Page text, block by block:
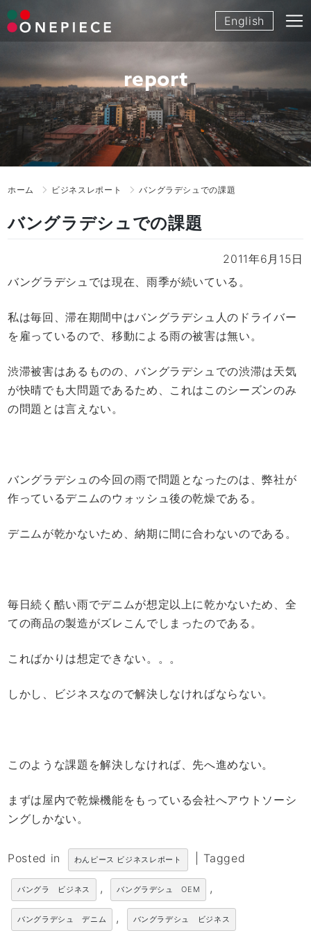
Skip
to
English
report
ホーム ビジネスレポート バングラデシュでの課題
バングラデシュでの課題
2011年6月15日
バングラデシュでは現在、雨季が続いている。
私は毎回、滞在期間中はバングラデシュ人のドライバー
を雇っているので、移動による雨の被害は無い。
渋滞被害はあるものの、バングラデシュでの渋滞は天気
が快晴でも大問題であるため、これはこのシーズンのみ
の問題とは言えない。
バングラデシュの今回の雨で問題となったのは、弊社が
作っているデニムのウォッシュ後の乾燥である。
デニムが乾かないため、納期に間に合わないのである。
毎日続く酷い雨でデニムが想定以上に乾かないため、全
ての商品の製造がズレこんでしまったのである。
こればかりは想定できない。。。
しかし、ビジネスなので解決しなければならない。
このような課題を解決しなければ、先へ進めない。
まずは屋内で乾燥機能をもっている会社へアウトソーシ
ングしかない。
Posted in わんピース ビジネスレポート Tagged
バングラ ビジネス , バングラデシュ OEM ,
バングラデシュ デニム , バングラデシュ ビジネス